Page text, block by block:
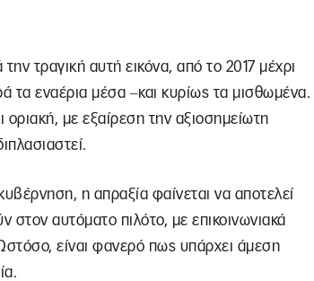
τραγική αυτή εικόνα, από το 2017 μέχρι
τα εναέρια μέσα ‒και κυρίως τα μισθωμένα.
με εξαίρεση την αξιοσημείωτη
η απραξία φαίνεται να αποτελεί
στον αυτόματο πιλότο, με επικοινωνιακά
είναι φανερό πως υπάρχει άμεση